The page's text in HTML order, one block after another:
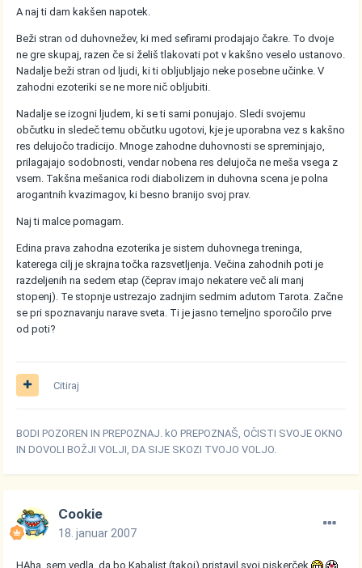
A naj ti dam kakšen napotek.
Beži stran od duhovnežev, ki med sefirami prodajajo čakre. To dvoje
ne gre skupaj, razen če si želiš tlakovati pot v kakšno veselo ustanovo.
Nadalje beži stran od ljudi, ki ti obljubljajo neke posebne učinke. V
zahodni ezoteriki se ne more nič obljubiti.
Nadalje se izogni ljudem, ki se ti sami ponujajo. Sledi svojemu
občutku in sledeč temu občutku ugotovi, kje je uporabna vez s kakšno
res delujočo tradicijo. Mnoge zahodne duhovnosti se spreminjajo,
prilagajajo sodobnosti, vendar nobena res delujoča ne meša vsega z
vsem. Takšna mešanica rodi diabolizem in duhovna scena je polna
arogantnih kvazimagov, ki besno branijo svoj prav.
Naj ti malce pomagam.
Edina prava zahodna ezoterika je sistem duhovnega treninga,
katerega cilj je skrajna točka razsvetljenja. Večina zahodnih poti je
razdeljenih na sedem etap (čeprav imajo nekatere več ali manj
stopenj). Te stopnje ustrezajo zadnjim sedmim adutom Tarota. Začne
se pri spoznavanju narave sveta. Ti je jasno temeljno sporočilo prve
od poti?
Citiraj
BODI POZOREN IN PREPOZNAJ. kO PREPOZNAŠ, OČISTI SVOJE OKNO
IN DOVOLI BOŽJI VOLJI, DA SIJE SKOZI TVOJO VOLJO.
Cookie
18. januar 2007
HAha, sem vedla, da bo Kabalist (takoj) pristavil svoj piskerček